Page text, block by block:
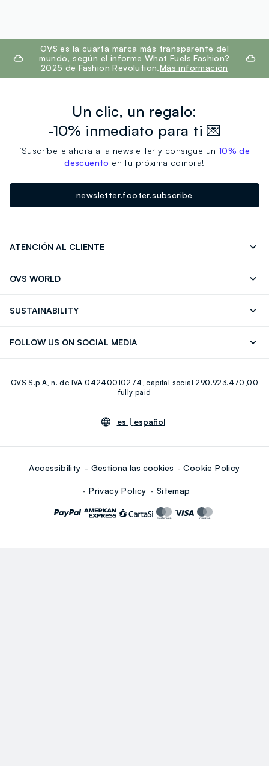
footer.ariatitleOVS es la cuarta marca más transparente del
mundo, según el informe What Fuels Fashion?
2025 de Fashion Revolution.Más información
Un clic, un regalo:
-10% inmediato para ti 💌
¡Suscríbete ahora a la newsletter y consigue un 10% de
descuento en tu próxima compra!
newsletter.footer.subscribe
ATENCIÓN AL CLIENTE
OVS WORLD
SUSTAINABILITY
FOLLOW US ON SOCIAL MEDIA
Youtube Linkedin
OVS S.p.A, n. de IVA 04240010274, capital social 290.923.470,00
fully paid
es | español
Accessibility Gestiona las cookies Cookie Policy
Privacy Policy Sitemap